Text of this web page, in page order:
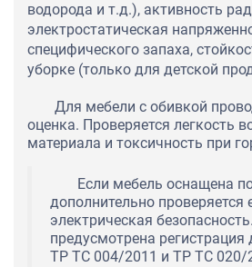
водорода и т.д.), активность
электростатическая
специфического запаха,
уборке (только для детской
Для мебели с обивкой
оценка. Проверяется легкость
материала и токсичность при
Если мебель оснащена
дополнительно проверяется
электрическая
предусмотрена регистрация
ТР ТС 004/2011 и ТР ТС 020/